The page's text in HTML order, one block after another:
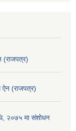
(राजपत्र)
ऐन (राजपत्र)
२०७५ मा संशोधन